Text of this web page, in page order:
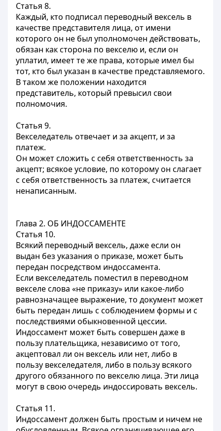
Статья 8.
Каждый, кто подписал переводный вексель в
качестве представителя лица, от имени
которого он не был уполномочен действовать,
обязан как сторона по векселю и, если он
уплатил, имеет те же права, которые имел бы
тот, кто был указан в качестве представляемого.
В таком же положении находится
представитель, который превысил свои
полномочия.
Статья 9.
Векселедатель отвечает и за акцепт, и за
платеж.
Он может сложить с себя ответственность за
акцепт; всякое условие, по которому он слагает
с себя ответственность за платеж, считается
ненаписанным.
Глава 2. ОБ ИНДОССАМЕНТЕ
Статья 10.
Всякий переводный вексель, даже если он
выдан без указания о приказе, может быть
передан посредством индоссамента.
Если векселедатель поместил в переводном
векселе слова «не приказу» или какое-либо
равнозначащее выражение, то документ может
быть передан лишь с соблюдением формы и с
последствиями обыкновенной цессии.
Индоссамент может быть совершен даже в
пользу плательщика, независимо от того,
акцептовал ли он вексель или нет, либо в
пользу векселедателя, либо в пользу всякого
другого обязанного по векселю лица. Эти лица
могут в свою очередь индоссировать вексель.
Статья 11.
Индоссамент должен быть простым и ничем не